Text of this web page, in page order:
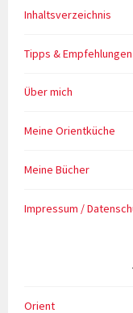
Inhaltsverzeichnis
Tipps & Empfehlungen
Über mich
Meine Orientküche
Meine Bücher
Impressum /
Orient